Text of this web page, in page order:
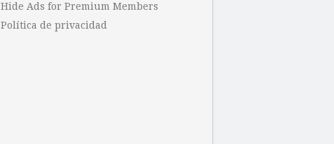
Hide Ads for Premium Members
Política de privacidad